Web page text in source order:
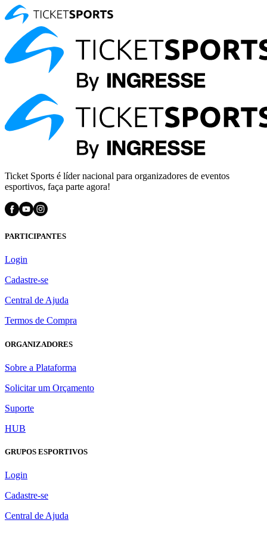
Ticket Sports é líder nacional para organizadores de eventos
esportivos, faça parte agora!
PARTICIPANTES
Login
Cadastre-se
Central de Ajuda
Termos de Compra
ORGANIZADORES
Sobre a Plataforma
Solicitar um Orçamento
Suporte
HUB
GRUPOS ESPORTIVOS
Login
Cadastre-se
Central de Ajuda